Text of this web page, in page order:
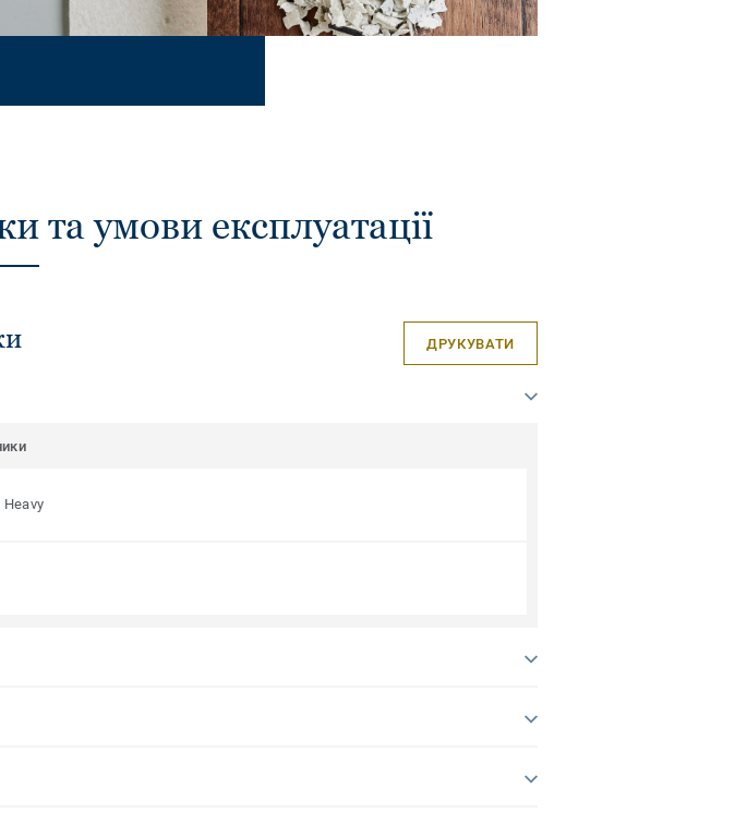
та умови експлуатації
ДРУКУВАТИ
Heavy